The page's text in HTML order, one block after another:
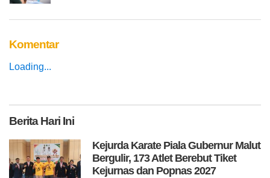
Komentar
Loading...
BeritaHari Ini
Kejurda Karate Piala Gubernur Malut
Bergulir, 173 Atlet Berebut Tiket
Kejurnas dan Popnas 2027